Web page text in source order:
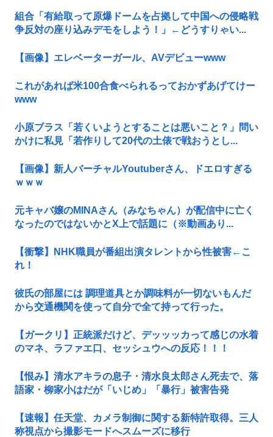
組合「有給取って原爆ドームを占拠して中国への侵略戦
争反対の座り込みデモをしよう！」←どうすりゃい...
【画像】エレベーターガール、AVデビューwww
これがあれば米100合食べられるっておかずあげてけー
www
小原ブラス「若くいようとすることは悪いこと？」問い
かけに私見「若作りして20代の土俵で戦おうとし...
【画像】新人バーチャルYoutuberさん、ドエロすぎる
ｗｗｗ
元キャバ嬢のMINAさん（みなちゃん）が配信中に亡く
なったのではないかとX上で話題に（※動画あり...
【衝撃】NHK職員が番組出演タレントから性被害←こ
れ！
彼氏の部屋には 調理道具とか調味料が一切ないもんだ
から交通機関を使って自分で全て持って行った。
【ガークリ】正統派だけど、デッッッカって感じの水着
のマネ、ラファエ口、セッシュウへの反応！！！
【恨み】清水アキラの息子・清水良太郎さん死去で、落
語家・柳家小はだが「いじめ」「暴行」被害告発
【速報】任天堂、カメラ制御に関する新特許取得。三人
称視点から撮影モードへスムーズに移行